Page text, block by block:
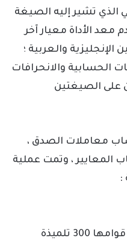
الذي تشير إليه الصيغة
معد الأداة معيار آخر
والعربية ؛
الحسابية والانحرافات
على الصيغتين
معاملات الصدق ،
المعايير ، وتمت عملية
:
تم تطبيق المقياس على عينة قوامها 300 تلميذة